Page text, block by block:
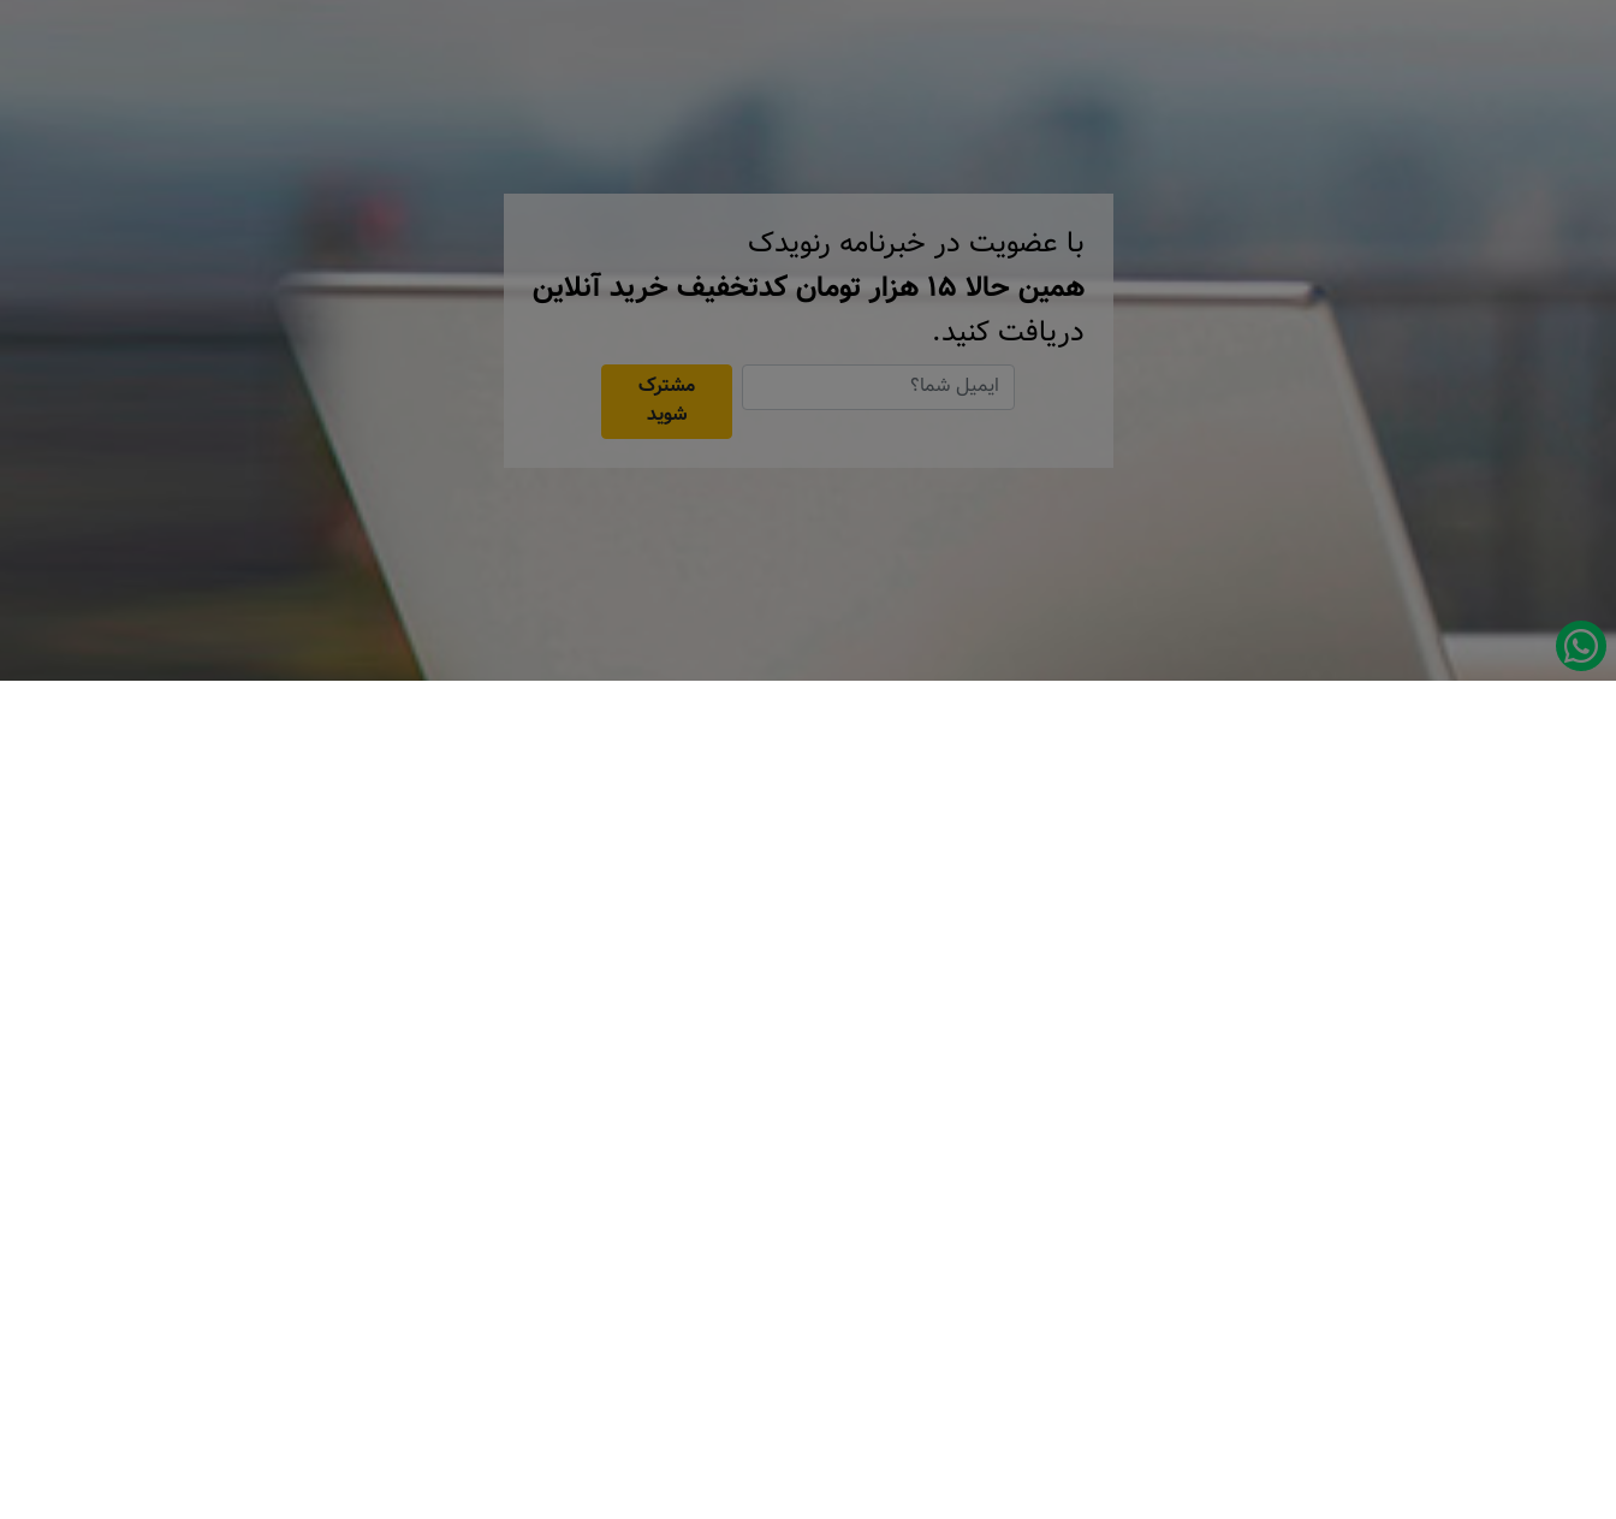
با عضویت در خبرنامه رنویدک
همین حالا ۱۵ هزار تومان کد‌تخفیف خرید آنلاین
دریافت کنید.
مشترک
شوید